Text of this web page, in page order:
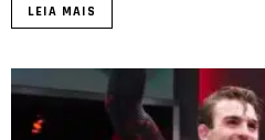
LEIA MAIS